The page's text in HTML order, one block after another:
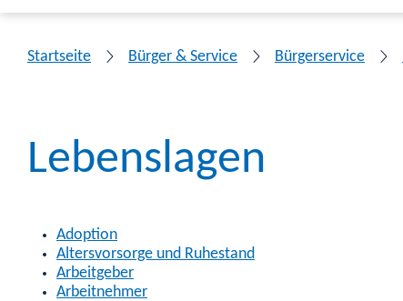
Startseite Bürger & Service Bürgerservice
Lebenslagen
Adoption
Altersvorsorge und Ruhestand
Arbeitgeber
Arbeitnehmer